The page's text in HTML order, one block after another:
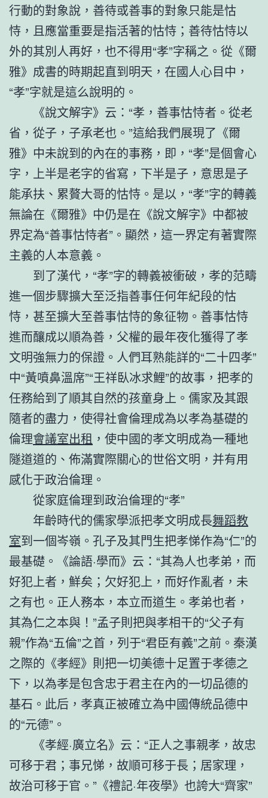
行動的對象說，善待或善事的對象只能是怙
恃，且應當重要是指活著的怙恃；善待怙恃以
外的其別人再好，也不得用“孝”字稱之。從《爾
雅》成書的時期起直到明天，在國人心目中，
“孝”字就是這么說明的。
《說文解字》云：“孝，善事怙恃者。從老
省，從子，子承老也。”這給我們展現了《爾
雅》中未說到的內在的事務，即，“孝”是個會心
字，上半是老字的省寫，下半是子，意思是子
能承扶、累贅大哥的怙恃。是以，“孝”字的轉義
無論在《爾雅》中仍是在《說文解字》中都被
界定為“善事怙恃者”。顯然，這一界定有著實際
主義的人本意義。
到了漢代，“孝”字的轉義被衝破，孝的范疇
進一個步驟擴大至泛指善事任何年紀段的怙
恃，甚至擴大至善事怙恃的象征物。善事怙恃
進而釀成以順為善，父權的最年夜化獲得了孝
文明強無力的保證。人們耳熟能詳的“二十四孝”
中“黃噴鼻溫席”“王祥臥冰求鯉”的故事，把孝的
任務給到了順其自然的孩童身上。儒家及其跟
隨者的盡力，使得社會倫理成為以孝為基礎的
倫理會議室出租 ，使中國的孝文明成為一種地
隧道道的、佈滿實際關心的世俗文明，并有用
感化于政治倫理。
從家庭倫理到政治倫理的“孝”
年齡時代的儒家學派把孝文明成長舞蹈教
室到一個岑嶺。孔子及其門生把孝悌作為“仁”的
最基礎。《論語·學而》云：“其為人也孝弟，而
好犯上者，鮮矣；欠好犯上，而好作亂者，未
之有也。正人務本，本立而道生。孝弟也者，
其為仁之本與！”孟子則把與孝相干的“父子有
親”作為“五倫”之首，列于“君臣有義”之前。秦漢
之際的《孝經》則把一切美德十足置于孝德之
下，以為孝是包含忠于君主在內的一切品德的
基石。此后，孝真正被確立為中國傳統品德中
的“元德”。
《孝經·廣立名》云：“正人之事親孝，故忠
可移于君；事兄悌，故順可移于長；居家理，
故治可移于官。”《禮記·年夜學》也誇大“齊家”